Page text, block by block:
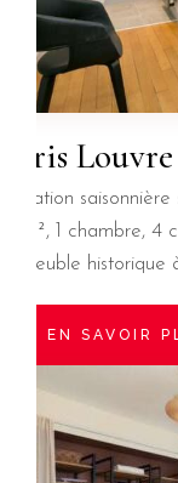
Paris
Location
35m², 1 chambre,
immeuble
EN SAVOIR